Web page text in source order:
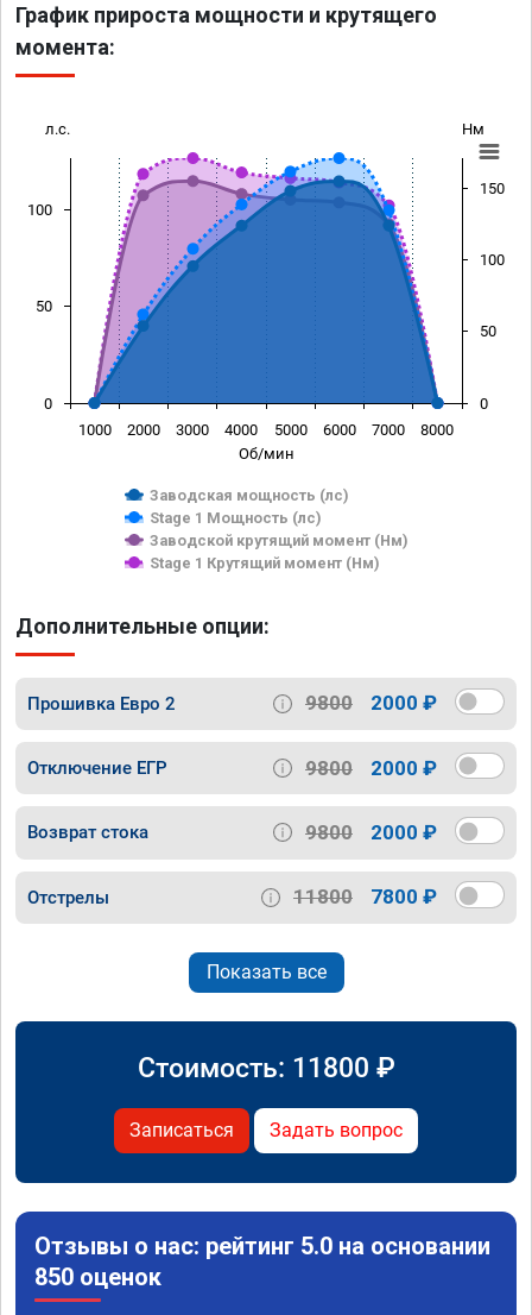
График прироста мощности и крутящего
момента:
Об/мин
л.с. Нм
Заводская мощность (лс)
Stage 1 Мощность (лс)
Заводской крутящий момент (Нм)
Stage 1 Крутящий момент (Нм)
1000 2000 3000 4000 5000 6000 7000 8000
0
50
100
0
50
100
150
Дополнительные опции:
Прошивка Евро 2 9800 2000 ₽
Отключение ЕГР 9800 2000 ₽
Возврат стока 9800 2000 ₽
Отстрелы 11800 7800 ₽
Показать все
Стоимость: 11800 ₽
Записаться Задать вопрос
Отзывы о нас: рейтинг 5.0 на основании
850 оценок